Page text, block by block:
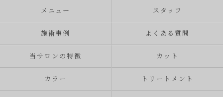
メニュー スタッフ
施術事例 よくある質問
当サロンの特徴 カット
カラー トリートメント